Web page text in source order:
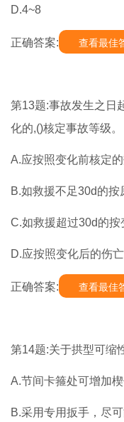
D.4~8
正确答案: 查看最佳
第13题:事故发生之日
化的,()核定事故等级。
A.应按照变化前核定
B.如救援不足30d的按
C.如救援超过30d的按
D.应按照变化后的伤
正确答案: 查看最佳
第14题:关于拱型可缩
A.节间卡箍处可增加
B.采用专用扳手，尽